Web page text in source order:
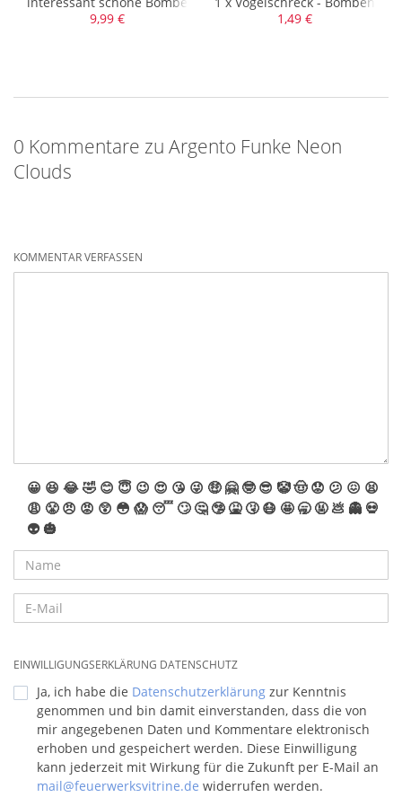
9,99 €
1,49 €
0 Kommentare zu Argento Funke Neon
Clouds
KOMMENTAR VERFASSEN
😀 😆 😂🤣 😊 😇 😉 😍 😘 😜 🤑 🤗 🤓 😎 🤡🤠 😟 😕 😖 😫
😩 😤 😠 😡 😲 😳 😱 😴 🙄 🤔 🤥 🤮 🤧 😷 🤩 🥱 🤬 💩 👻 💀
👽 🎃
EINWILLIGUNGSERKLÄRUNG DATENSCHUTZ
Ja, ich habe die Datenschutzerklärung zur Kenntnis
genommen und bin damit einverstanden, dass die von
mir angegebenen Daten und Kommentare elektronisch
erhoben und gespeichert werden. Diese Einwilligung
kann jederzeit mit Wirkung für die Zukunft per E-Mail an
mail@feuerwerksvitrine.de widerrufen werden.